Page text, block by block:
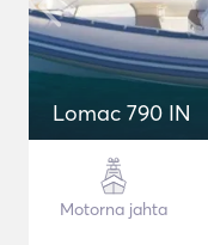
Lomac 790 IN
Motorna jahta